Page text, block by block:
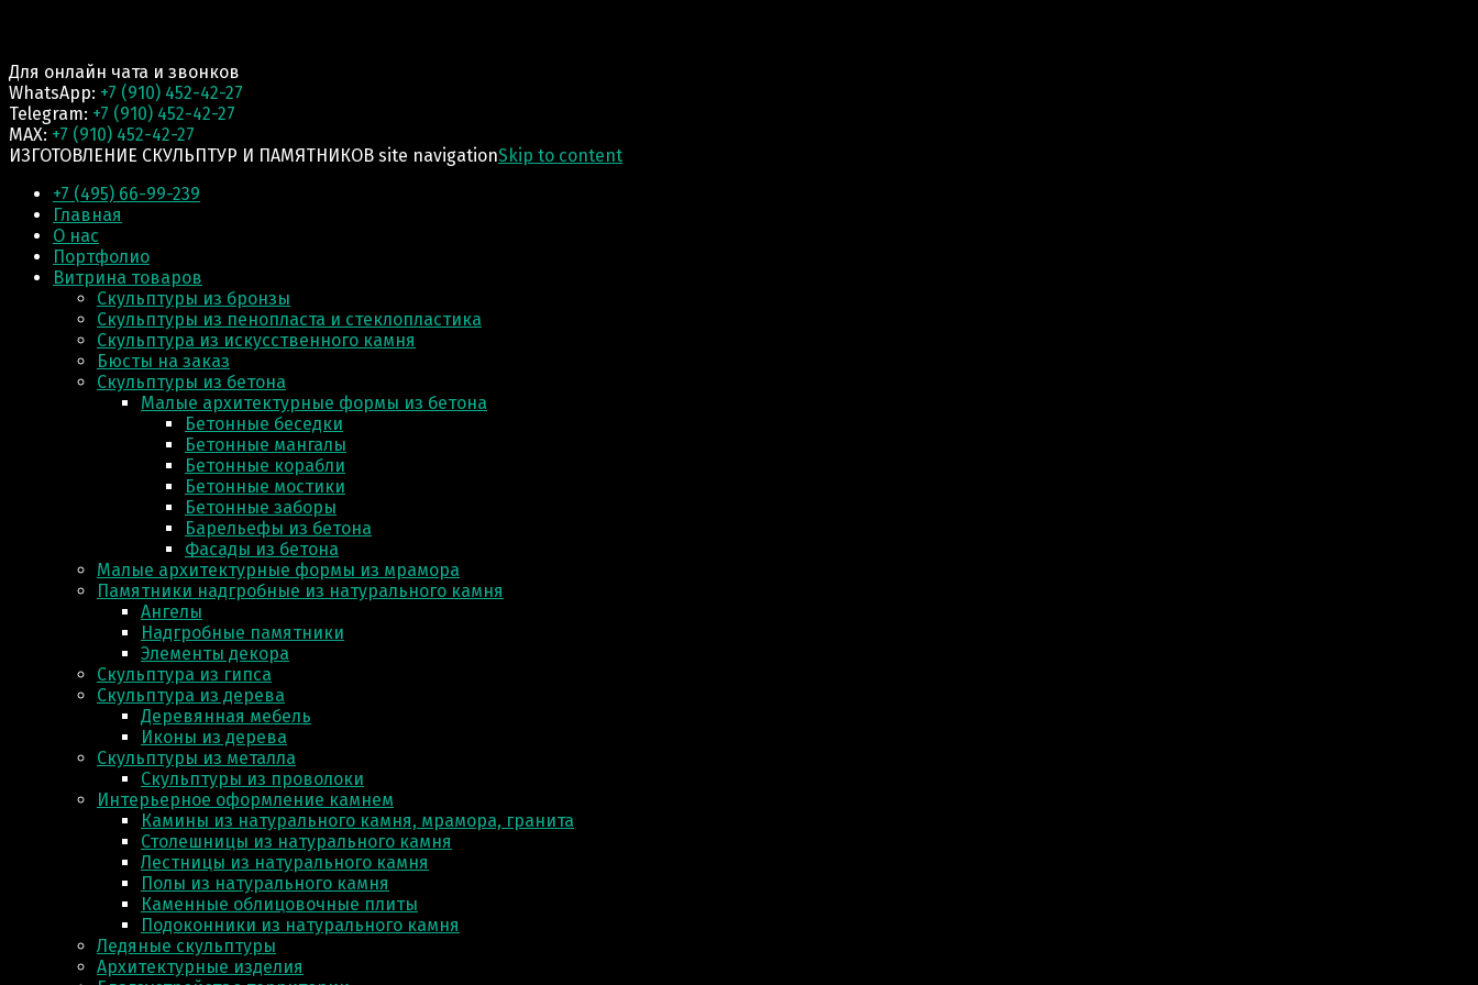
Для онлайн чата и звонков
WhatsApp: +7 (910) 452-42-27
Telegram: +7 (910) 452-42-27
MAX: +7 (910) 452-42-27
ИЗГОТОВЛЕНИЕ СКУЛЬПТУР И ПАМЯТНИКОВ site navigationSkip to content
+7 (495) 66-99-239
Главная
О нас
Портфолио
Витрина товаров
Скульптуры из бронзы
Скульптуры из пенопласта и стеклопластика
Скульптура из искусственного камня
Бюсты на заказ
Скульптуры из бетона
Малые архитектурные формы из бетона
Бетонные беседки
Бетонные мангалы
Бетонные корабли
Бетонные мостики
Бетонные заборы
Барельефы из бетона
Фасады из бетона
Малые архитектурные формы из мрамора
Памятники надгробные из натурального камня
Ангелы
Надгробные памятники
Элементы декора
Скульптура из гипса
Скульптура из деревa
Деревянная мебель
Иконы из дерева
Скульптуры из металла
Скульптуры из проволоки
Интерьерное оформление камнем
Камины из натурального камня, мрамора, гранита
Столешницы из натурального камня
Лестницы из натурального камня
Полы из натурального камня
Каменные облицовочные плиты
Подоконники из натурального камня
Ледяные скульптуры
Архитектурные изделия